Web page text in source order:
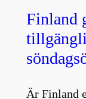
Finland
Är Finland